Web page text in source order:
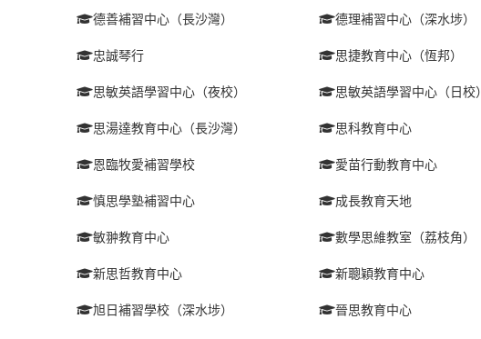
德善補習中心（長沙灣） 德理補習中心（深水埗）
忠誠琴行 思捷教育中心（恆邦）
思敏英語學習中心（夜校） 思敏英語學習中心（日校）
思湯達教育中心（長沙灣） 思科教育中心
恩臨牧愛補習學校 愛苗行動教育中心
慎思學塾補習中心 成長教育天地
敏翀教育中心 數學思維教室（荔枝角）
新思哲教育中心 新聰穎教育中心
旭日補習學校（深水埗） 晉思教育中心